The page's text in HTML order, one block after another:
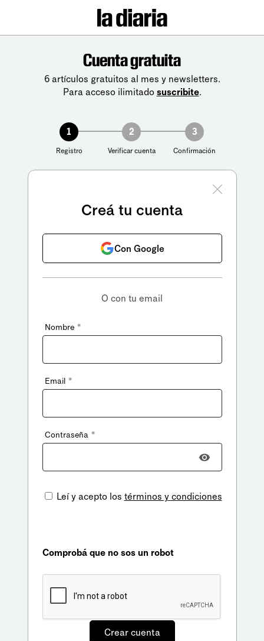
Cuenta gratuita
6 artículos gratuitos al mes y newsletters.
Para acceso ilimitado suscribite.
1
Registro
2
Verificar cuenta
3
Confirmación
Creá tu cuenta
Con Google
O con tu email
Nombre *
Email *
Contraseña *
Leí y acepto los términos y condiciones
Comprobá que no sos un robot